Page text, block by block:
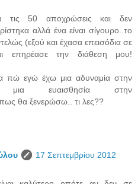
τις 50 αποχρώσεις και δεν
αλλά ένα είναι σίγουρο..το
(εξού και έχασα επεισόδια σε
επηρέασε την διάθεση μου!
πώ εγώ έχω μια αδυναμία στην
μια ευαισθησία στην
θα ξενερώσω.. τι λες??
17 Σεπτεμβρίου 2012